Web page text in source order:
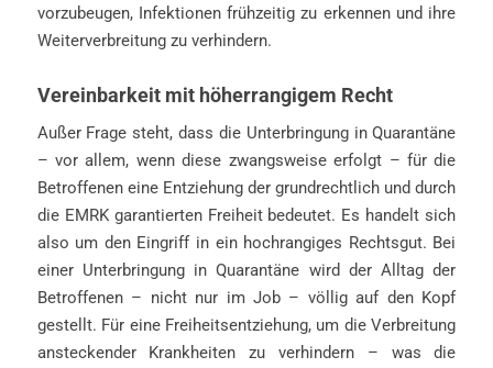
vorzubeugen, Infektionen frühzeitig zu erkennen und ihre
Weiterverbreitung zu verhindern.
Vereinbarkeit mit höherrangigem Recht
Außer Frage steht, dass die Unterbringung in Quarantäne
– vor allem, wenn diese zwangsweise erfolgt – für die
Betroffenen eine Entziehung der grundrechtlich und durch
die EMRK garantierten Freiheit bedeutet. Es handelt sich
also um den Eingriff in ein hochrangiges Rechtsgut. Bei
einer Unterbringung in Quarantäne wird der Alltag der
Betroffenen – nicht nur im Job – völlig auf den Kopf
gestellt. Für eine Freiheitsentziehung, um die Verbreitung
ansteckender Krankheiten zu verhindern – was die